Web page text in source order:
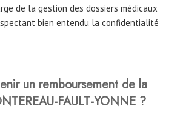
de la gestion des dossiers médicaux
bien entendu la confidentialité
un remboursement de la
FAULT-YONNE ?